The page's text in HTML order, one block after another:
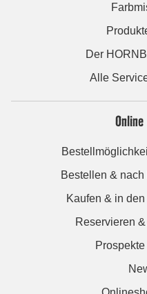
Der
Alle
Bestellen &
Kaufen & in
Reservieren